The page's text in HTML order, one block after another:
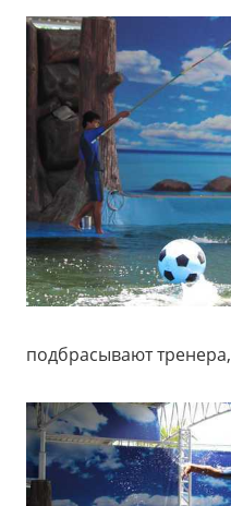
подбрасывают тренера,